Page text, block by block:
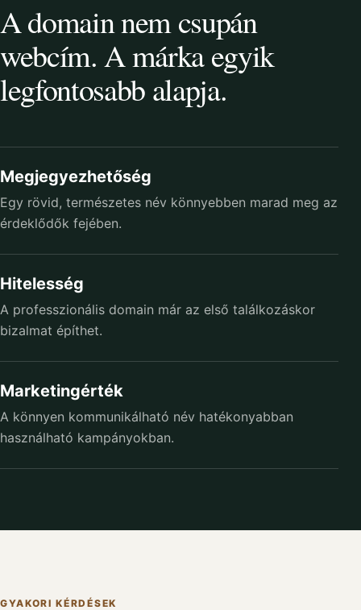
A domain nem csupán
webcím. A márka egyik
legfontosabb alapja.
Megjegyezhetőség
Egy rövid, természetes név könnyebben marad meg az
érdeklődők fejében.
Hitelesség
A professzionális domain már az első találkozáskor
bizalmat építhet.
Marketingérték
A könnyen kommunikálható név hatékonyabban
használható kampányokban.
GYAKORI KÉRDÉSEK